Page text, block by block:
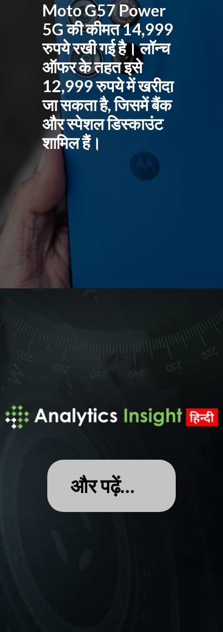
Moto G57 Power
5G की कीमत 14,999
रुपये रखी गई है। लॉन्च
ऑफर के तहत इसे
12,999 रुपये में खरीदा
जा सकता है, जिसमें बैंक
और स्पेशल डिस्काउंट
शामिल हैं।
और पढ़ें…